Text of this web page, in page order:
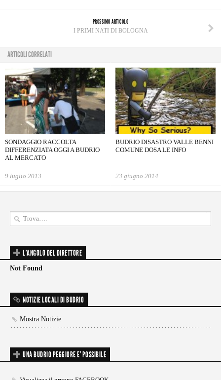
PROSSIMO ARTICOLO
I PRIMI NATI DI BOLOGNA
ARTICOLI CORRELATI
SONDAGGIO RACCOLTA
DIFFERENZIATA OGGI A BUDRIO
AL MERCATO
9 luglio 2013
BUDRIO DISASTRO VALLE BENNI
COMUNE DOSA LE INFO
23 giugno 2014
L'ANGOLO DEL DIRETTORE
Not Found
NOTIZIE LOCALI DI BUDRIO
Mostra Notizie
UNA BUDRIO PEGGIORE E’ POSSIBILE